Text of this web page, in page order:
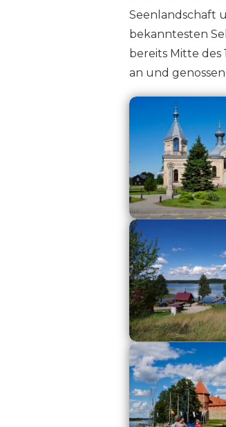
Seenlandschaft
bekanntesten
bereits Mitte
an und